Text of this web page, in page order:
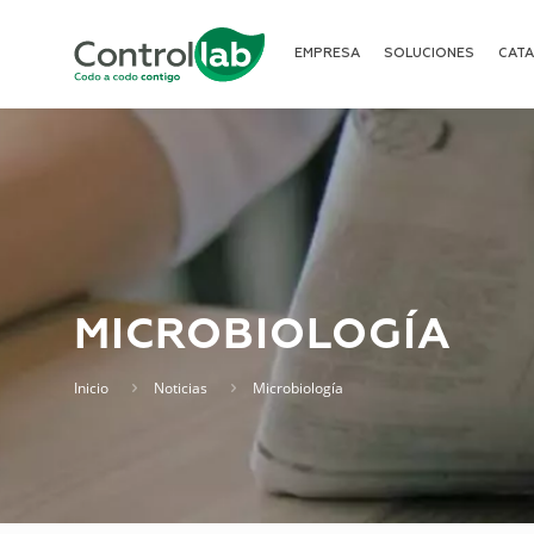
EMPRESA SOLUCIONES
MICROBIOLOGÍA
Inicio Noticias Microbiología